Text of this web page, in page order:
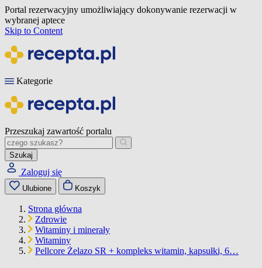
Portal rezerwacyjny umożliwiający dokonywanie rezerwacji w
wybranej aptece
Skip to Content
Kategorie
Przeszukaj zawartość portalu
Szukaj
Zaloguj się
Ulubione Koszyk
Strona główna
Zdrowie
Witaminy i minerały
Witaminy
Pellcore Żelazo SR + kompleks witamin, kapsułki, 6…